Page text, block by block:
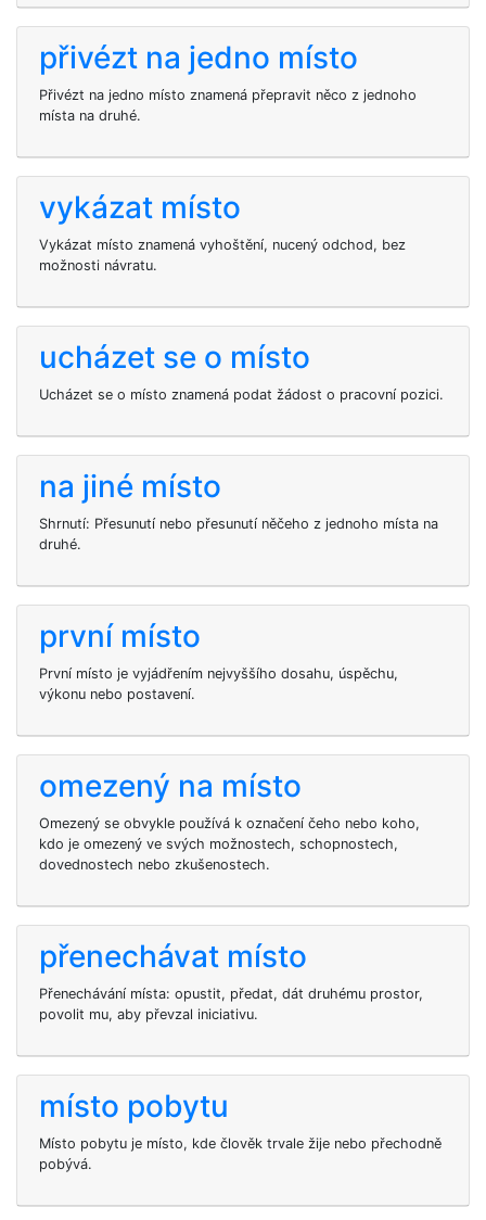
přivézt na jedno místo
Přivézt na jedno místo znamená přepravit něco z jednoho
místa na druhé.
vykázat místo
Vykázat místo znamená vyhoštění, nucený odchod, bez
možnosti návratu.
ucházet se o místo
Ucházet se o místo znamená podat žádost o pracovní pozici.
na jiné místo
Shrnutí: Přesunutí nebo přesunutí něčeho z jednoho místa na
druhé.
první místo
První místo je vyjádřením nejvyššího dosahu, úspěchu,
výkonu nebo postavení.
omezený na místo
Omezený se obvykle používá k označení čeho nebo koho,
kdo je omezený ve svých možnostech, schopnostech,
dovednostech nebo zkušenostech.
přenechávat místo
Přenechávání místa: opustit, předat, dát druhému prostor,
povolit mu, aby převzal iniciativu.
místo pobytu
Místo pobytu je místo, kde člověk trvale žije nebo přechodně
pobývá.